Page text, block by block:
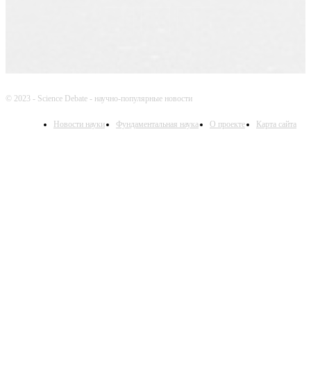
© 2023 - Science Debate - научно-популярные новости
Новости науки Фундаментальная наука О проекте Карта сайта